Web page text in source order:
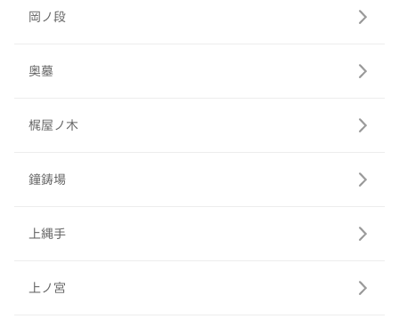
岡ノ段
奥墓
梶屋ノ木
鐘鋳場
上縄手
上ノ宮